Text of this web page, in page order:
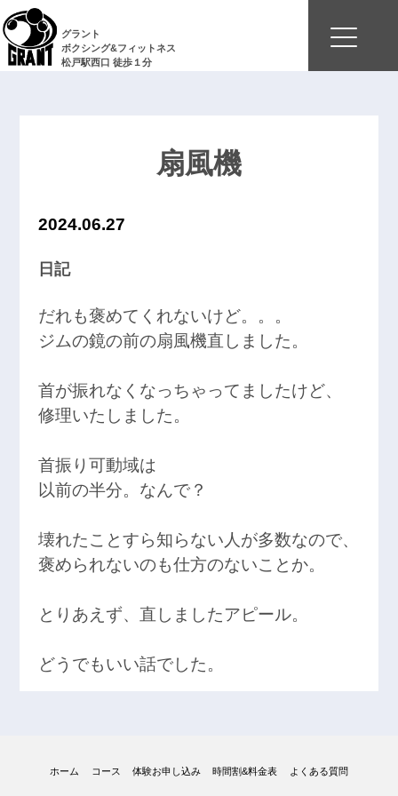
グラント
ボクシング&フィットネス
松戸駅西口 徒歩１分
扇風機
2024.06.27
日記
だれも褒めてくれないけど。。。
ジムの鏡の前の扇風機直しました。
首が振れなくなっちゃってましたけど、
修理いたしました。
首振り可動域は
以前の半分。なんで？
壊れたことすら知らない人が多数なので、
褒められないのも仕方のないことか。
とりあえず、直しましたアピール。
どうでもいい話でした。
ホーム コース 体験お申し込み 時間割&料金表 よくある質問